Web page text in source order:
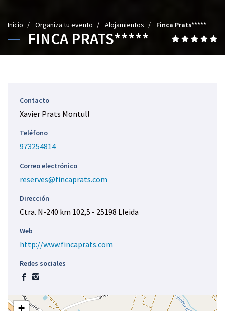
U
e
Inicio / Organiza tu evento / Alojamientos / Finca Prats*****
FINCA PRATS*****
5
Contacto
Xavier Prats Montull
Teléfono
973254814
Correo electrónico
reserves@fincaprats.com
Dirección
Ctra. N-240 km 102,5 - 25198 Lleida
Web
http://www.fincaprats.com
Redes sociales
F
c
I
+